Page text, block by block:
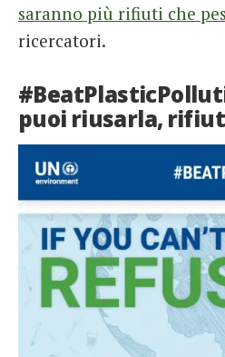
saranno più rifiuti che
ricercatori.
puoi riusarla,